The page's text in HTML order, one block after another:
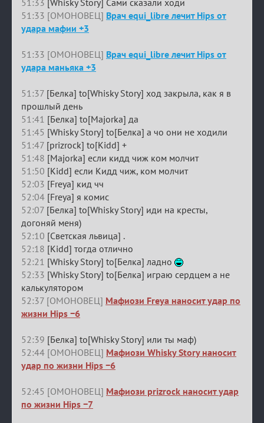
51:33 [ОМОНОВЕЦ] Врач equi_libre лечит Hips от
удара мафии +3
51:33 [ОМОНОВЕЦ] Врач equi_libre лечит Hips от
удара маньяка +3
51:37 [Белка] to[Whisky Story] ход закрыла, как я в
прошлый день
51:41 [Белка] to[Majorka] да
51:45 [Whisky Story] to[Белка] а чо они не ходили
51:47 [prizrock] to[Kidd] +
51:48 [Majorka] если кидд чиж ком молчит
51:50 [Kidd] если Кидд чиж, ком молчит
52:03 [Freya] кид чч
52:04 [Freya] я комис
52:07 [Белка] to[Whisky Story] иди на кресты,
догоняй меня)
52:10 [Светская львица] .
52:18 [Kidd] тогда отлично
52:21 [Whisky Story] to[Белка] ладно
52:33 [Whisky Story] to[Белка] играю сердцем а не
калькулятором
52:37 [ОМОНОВЕЦ] Мафиози Freya наносит удар по
жизни Hips −6
52:39 [Белка] to[Whisky Story] или ты маф)
52:44 [ОМОНОВЕЦ] Мафиози Whisky Story наносит
удар по жизни Hips −6
52:45 [ОМОНОВЕЦ] Мафиози prizrock наносит удар
по жизни Hips −7